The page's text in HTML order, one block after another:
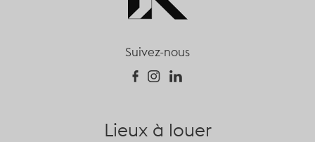
Suivez-nous
Lieux à louer